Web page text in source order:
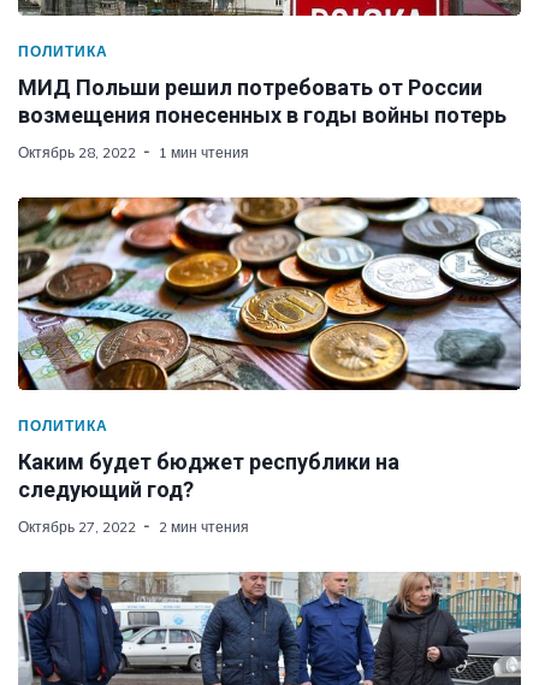
ПОЛИТИКА
МИД Польши решил потребовать от России
возмещения понесенных в годы войны потерь
Октябрь 28, 2022 1 мин чтения
ПОЛИТИКА
Каким будет бюджет республики на
следующий год?
Октябрь 27, 2022 2 мин чтения